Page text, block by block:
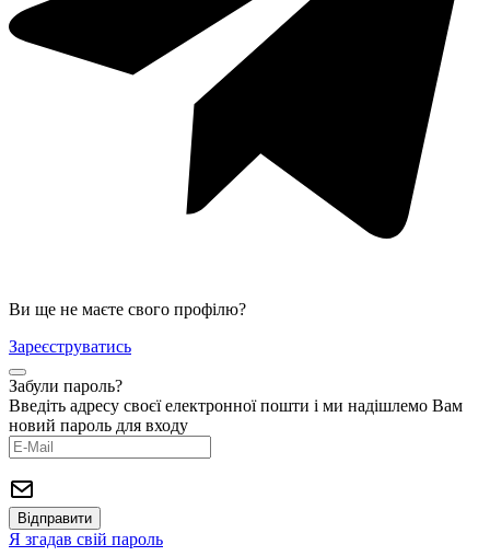
Ви ще не маєте свого профілю?
Зареєструватись
Забули пароль?
Введіть адресу своєї електронної пошти і ми надішлемо Вам
новий пароль для входу
Я згадав свій пароль